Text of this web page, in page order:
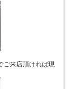
ご来店頂ければ現